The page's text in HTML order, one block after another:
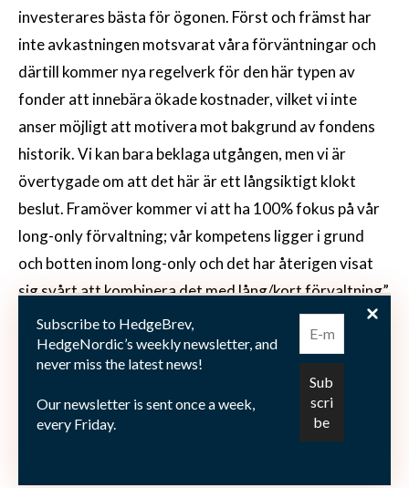
investerares bästa för ögonen. Först och främst har
inte avkastningen motsvarat våra förväntningar och
därtill kommer nya regelverk för den här typen av
fonder att innebära ökade kostnader, vilket vi inte
anser möjligt att motivera mot bakgrund av fondens
historik. Vi kan bara beklaga utgången, men vi är
övertygade om att det här är ett långsiktigt klokt
beslut. Framöver kommer vi att ha 100% fokus på vår
long-only förvaltning; vår kompetens ligger i grund
och botten inom long-only och det har återigen visat
sig svårt att kombinera det med lång/kort förvaltning”.
CB Fonders målsättning är att fonden likvideras per
den sista mars med utbetalning av likvid den 9 april.
Subscribe to HedgeBrev,
HedgeNordic’s weekly newsletter, and
never miss the latest news!
Our newsletter is sent once a week,
every Friday.